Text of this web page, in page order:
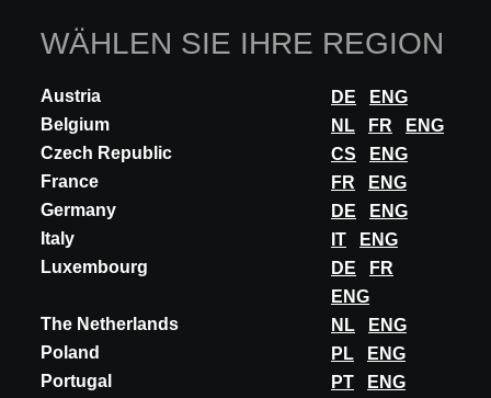
WÄHLEN SIE IHRE REGION
Austria DE
ENG
Belgium
NL FR
ENG
Czech Republic
CS
ENG
France
FR
ENG
Germany
DE
ENG
Italy
IT
ENG
Luxembourg
DE
FR
ENG
The Netherlands
NL
ENG
Poland
PL
ENG
Portugal
PT
ENG
INNOVATION
SLALOM
GRASS
Grass, die neue Ausführung von Slalom und enge Verwandte von
Bloom, ist eine akustische Lösung, die biobasiertes Design auf
eine neue Ebene der Reinheit un...
MEHR ENTDECKEN